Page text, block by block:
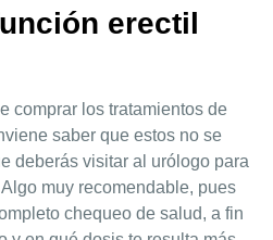
erectil
comprar los tratamientos de
saber que estos no se
deberás visitar al urólogo para
muy recomendable, pues
chequeo de salud, a fin